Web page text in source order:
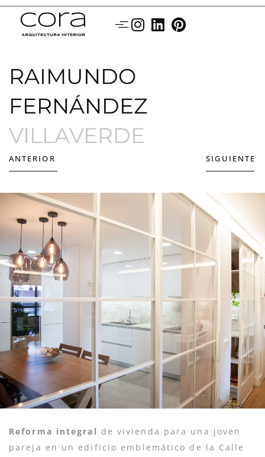
RAIMUNDO
FERNÁNDEZ
VILLAVERDE
ANTERIOR SIGUIENTE
Reforma integral de vivienda para una joven
pareja en un edificio emblemático de la Calle